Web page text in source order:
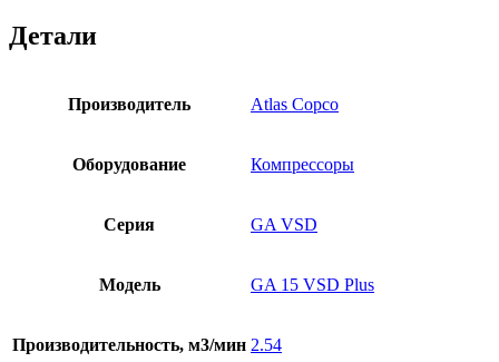
Детали
Производитель Atlas Copco
Оборудование Компрессоры
Серия GA VSD
Модель GA 15 VSD Plus
Производительность, м3/мин 2.54